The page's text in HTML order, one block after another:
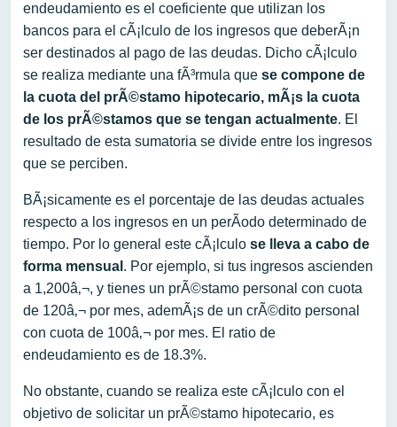
endeudamiento es el coeficiente que utilizan los
bancos para el cÃ¡lculo de los ingresos que deberÃ¡n
ser destinados al pago de las deudas. Dicho cÃ¡lculo
se realiza mediante una fÃ³rmula que se compone de
la cuota del prÃ©stamo hipotecario, mÃ¡s la cuota
de los prÃ©stamos que se tengan actualmente. El
resultado de esta sumatoria se divide entre los ingresos
que se perciben.
BÃ¡sicamente es el porcentaje de las deudas actuales
respecto a los ingresos en un perÃ­odo determinado de
tiempo. Por lo general este cÃ¡lculo se lleva a cabo de
forma mensual . Por ejemplo, si tus ingresos ascienden
a 1,200â‚¬, y tienes un prÃ©stamo personal con cuota
de 120â‚¬ por mes, ademÃ¡s de un crÃ©dito personal
con cuota de 100â‚¬ por mes. El ratio de
endeudamiento es de 18.3%.
No obstante, cuando se realiza este cÃ¡lculo con el
objetivo de solicitar un prÃ©stamo hipotecario, es